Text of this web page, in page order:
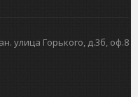
улица Горького, д.3б, оф.8